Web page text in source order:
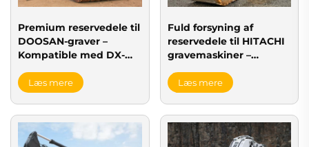
Premium reservedele til
DOOSAN-graver –
Kompatible med DX-
Læs mere
Fuld forsyning af
reservedele til HITACHI
gravemaskiner –
80 modeller
Læs mere